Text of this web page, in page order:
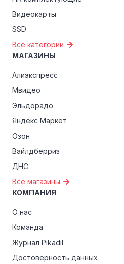
Видеокарты
SSD
Все категории
МАГАЗИНЫ
Алиэкспресс
Мвидео
Эльдорадо
Яндекс Маркет
Озон
Вайлдберриз
ДНС
Все магазины
КОМПАНИЯ
О нас
Команда
Журнал Pikadil
Достоверность данных